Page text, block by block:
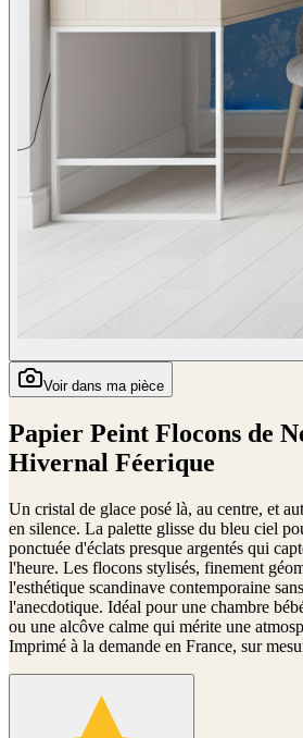
Voir dans ma pièce
Papier Peint Flocons de
Hivernal Féerique
Un cristal de glace posé là, au centre, et
en silence. La palette glisse du bleu ciel
ponctuée d'éclats presque argentés qui
l'heure. Les flocons stylisés, finement
l'esthétique scandinave contemporaine
l'anecdotique. Idéal pour une chambre
ou une alcôve calme qui mérite une
Imprimé à la demande en France, sur